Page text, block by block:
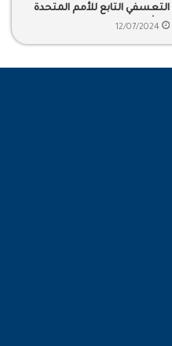
التعسفي التابع للأمم المتحدة
بشأن السيد محمد ناصر الغامدي
12/07/2024